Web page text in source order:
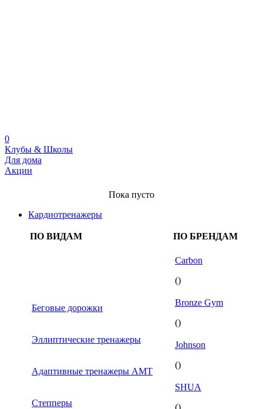
0
Клубы & Школы
Для дома
Акции
Пока пусто
Кардиотренажеры
ПО ВИДАМ ПО БРЕНДАМ
Беговые дорожки
Эллиптические тренажеры
Адаптивные тренажеры AMT
Степперы
Carbon
()
Bronze Gym
()
Johnson
()
SHUA
()